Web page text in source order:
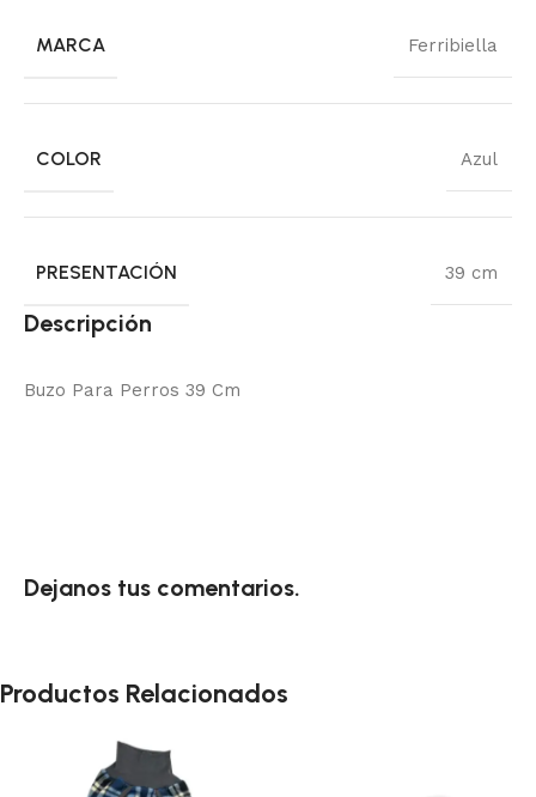
MARCA Ferribiella
COLOR Azul
PRESENTACIÓN 39 cm
Descripción
Buzo Para Perros 39 Cm
Dejanos tus comentarios.
Productos Relacionados